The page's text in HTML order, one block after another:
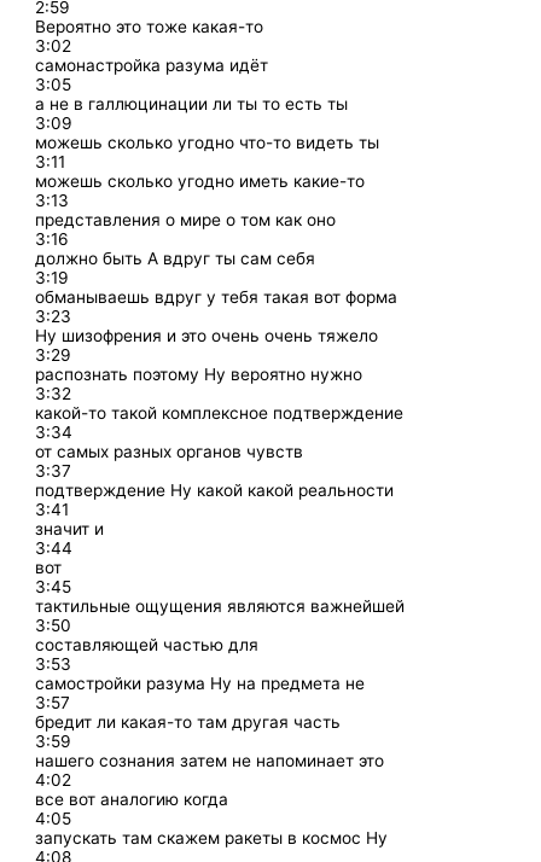
2:59
Вероятно это тоже какая-то
3:02
самонастройка разума идёт
3:05
а не в галлюцинации ли ты то есть ты
3:09
можешь сколько угодно что-то видеть ты
3:11
можешь сколько угодно иметь какие-то
3:13
представления о мире о том как оно
3:16
должно быть А вдруг ты сам себя
3:19
обманываешь вдруг у тебя такая вот форма
3:23
Ну шизофрения и это очень очень тяжело
3:29
распознать поэтому Ну вероятно нужно
3:32
какой-то такой комплексное подтверждение
3:34
от самых разных органов чувств
3:37
подтверждение Ну какой какой реальности
3:41
значит и
3:44
вот
3:45
тактильные ощущения являются важнейшей
3:50
составляющей частью для
3:53
самостройки разума Ну на предмета не
3:57
бредит ли какая-то там другая часть
3:59
нашего сознания затем не напоминает это
4:02
все вот аналогию когда
4:05
запускать там скажем ракеты в космос Ну
4:08